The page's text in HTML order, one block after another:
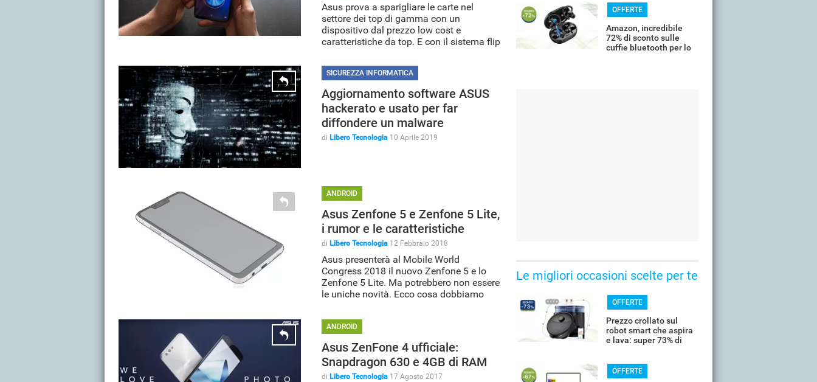
Asus prova a sparigliare le carte nel
settore dei top di gamma con un
dispositivo dal prezzo low cost e
caratteristiche da top. E con il sistema flip
SICUREZZA INFORMATICA
Aggiornamento software ASUS
hackerato e usato per far
diffondere un malware
di Libero Tecnologia 10 Aprile 2019
ANDROID
Asus Zenfone 5 e Zenfone 5 Lite,
i rumor e le caratteristiche
di Libero Tecnologia 12 Febbraio 2018
Asus presenterà al Mobile World
Congress 2018 il nuovo Zenfone 5 e lo
Zenfone 5 Lite. Ma potrebbero non essere
le uniche novità. Ecco cosa dobbiamo
ANDROID
Asus ZenFone 4 ufficiale:
Snapdragon 630 e 4GB di RAM
di Libero Tecnologia 17 Agosto 2017
OFFERTE
Amazon, incredibile
72% di sconto sulle
cuffie bluetooth per lo
Le migliori occasioni scelte per te
OFFERTE
Prezzo crollato sul
robot smart che aspira
e lava: super 73% di
OFFERTE